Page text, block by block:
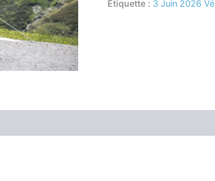
Étiquette : 3 Juin 2026